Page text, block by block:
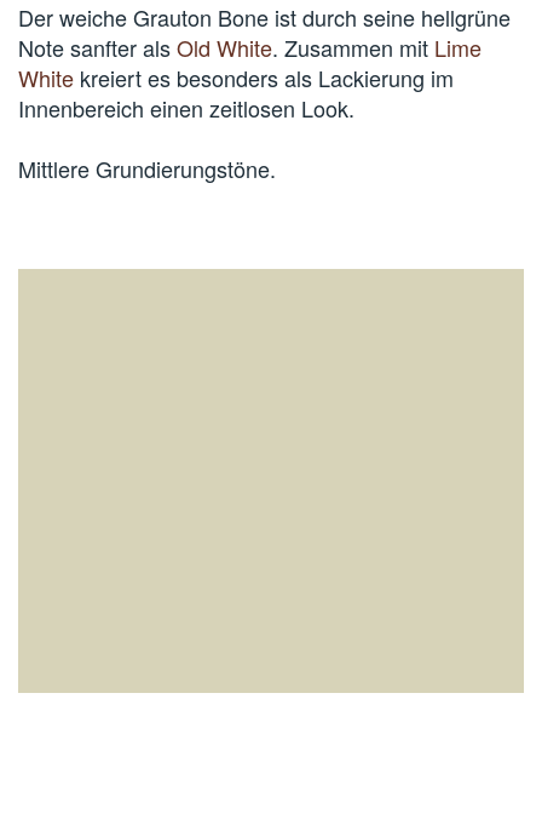
Der weiche Grauton Bone ist durch seine hellgrüne
Note sanfter alsOld White. Zusammen mit Lime
White kreiert es besonders als Lackierung im
Innenbereich einen zeitlosen Look.
Mittlere Grundierungstöne.